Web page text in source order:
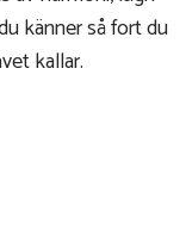
känner så fort du
kallar.